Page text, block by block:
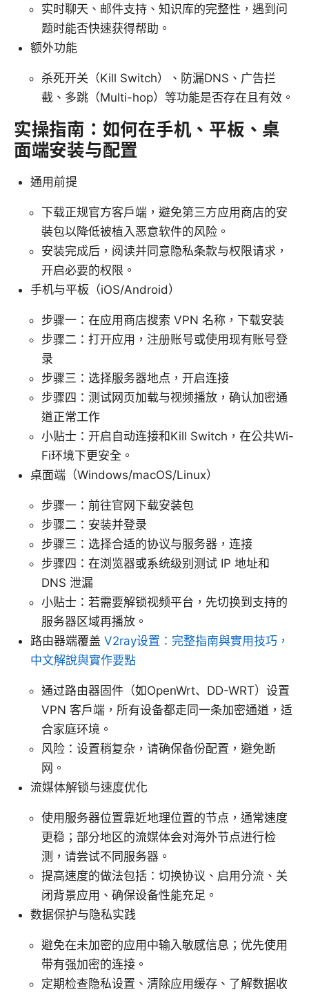
实时聊天、邮件支持、知识库的完整性，遇到问
题时能否快速获得帮助。
额外功能
杀死开关（Kill Switch）、防漏DNS、广告拦
截、多跳（Multi-hop）等功能是否存在且有效。
实操指南：如何在手机、平板、桌
面端安装与配置
通用前提
下载正规官方客户端，避免第三方应用商店的安
裝包以降低被植入恶意软件的风险。
安装完成后，阅读并同意隐私条款与权限请求，
开启必要的权限。
手机与平板（iOS/Android）
步骤一：在应用商店搜索 VPN 名称，下载安装
步骤二：打开应用，注册账号或使用现有账号登
录
步骤三：选择服务器地点，开启连接
步骤四：测试网页加载与视频播放，确认加密通
道正常工作
小贴士：开启自动连接和Kill Switch，在公共Wi-
Fi环境下更安全。
桌面端（Windows/macOS/Linux）
步骤一：前往官网下载安装包
步骤二：安装并登录
步骤三：选择合适的协议与服务器，连接
步骤四：在浏览器或系统级别测试 IP 地址和
DNS 泄漏
小贴士：若需要解锁视频平台，先切换到支持的
服务器区域再播放。
路由器端覆盖 V2ray设置：完整指南與實用技巧，
中文解說與實作要點
通过路由器固件（如OpenWrt、DD-WRT）设置
VPN 客户端，所有设备都走同一条加密通道，适
合家庭环境。
风险：设置稍复杂，请确保备份配置，避免断
网。
流媒体解锁与速度优化
使用服务器位置靠近地理位置的节点，通常速度
更稳；部分地区的流媒体会对海外节点进行检
测，请尝试不同服务器。
提高速度的做法包括：切换协议、启用分流、关
闭背景应用、确保设备性能充足。
数据保护与隐私实践
避免在未加密的应用中输入敏感信息；优先使用
带有强加密的连接。
定期检查隐私设置、清除应用缓存、了解数据收